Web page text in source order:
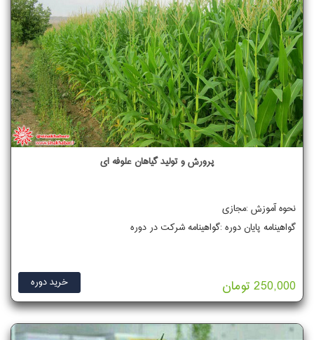
پرورش و تولید گیاهان علوفه ای
نحوه آموزش :مجازی
گواهینامه پایان دوره :گواهینامه شرکت در دوره
خرید دوره 250,000 تومان